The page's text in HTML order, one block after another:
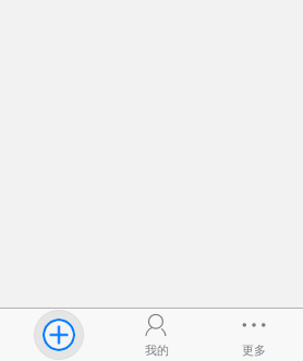
我的 更多